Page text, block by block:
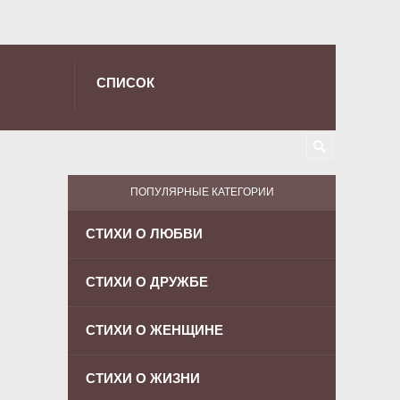
СПИСОК
ПОПУЛЯРНЫЕ КАТЕГОРИИ
СТИХИ О ЛЮБВИ
СТИХИ О ДРУЖБЕ
СТИХИ О ЖЕНЩИНЕ
СТИХИ О ЖИЗНИ